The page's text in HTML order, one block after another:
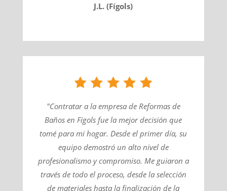
J.L. (Fígols)
"Contratar a la empresa de Reformas de
Baños en Fígols fue la mejor decisión que
tomé para mi hogar. Desde el primer día, su
equipo demostró un alto nivel de
profesionalismo y compromiso. Me guiaron a
través de todo el proceso, desde la selección
de materiales hasta la finalización de la